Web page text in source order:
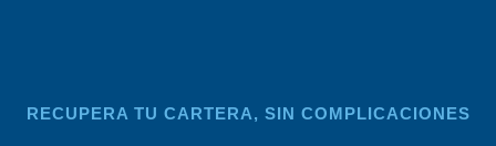
RECUPERA TU CARTERA, SIN COMPLICACIONES